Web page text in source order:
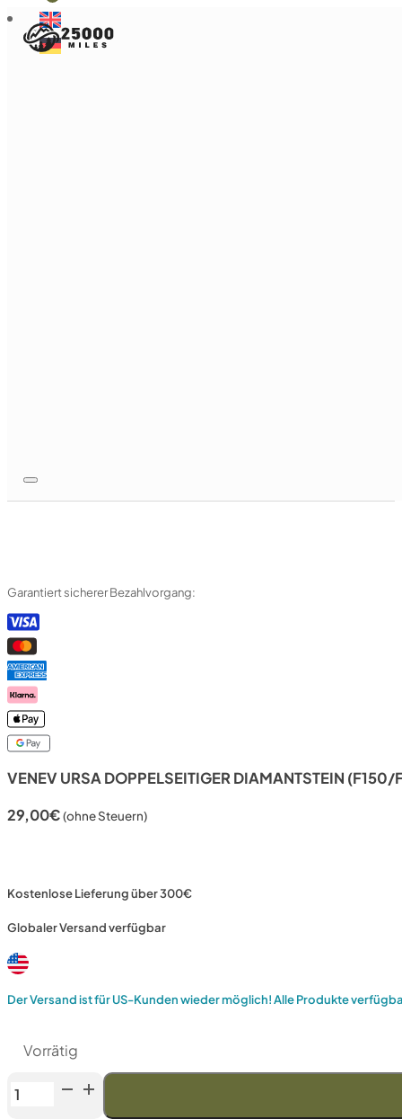
VENEV URSA DOPPELSEITIGER DIAMANTSTEIN
29,00€(ohne Steuern)
Kostenlose Lieferung über 300€
Globaler Versand verfügbar
Der Versand ist für US-Kunden wieder möglich! Alle Produkte
Vorrätig
Venev
Garantiert sicherer Bezahlvorgang: